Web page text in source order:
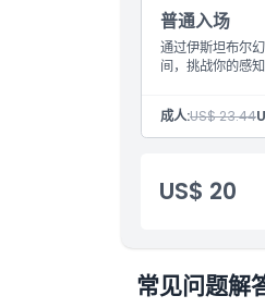
需要了解的事项
位置
取消政策
普通入场
通过伊斯坦布尔
间，挑战你的感
成人:US$ 23.44
US$ 20
常见问题解